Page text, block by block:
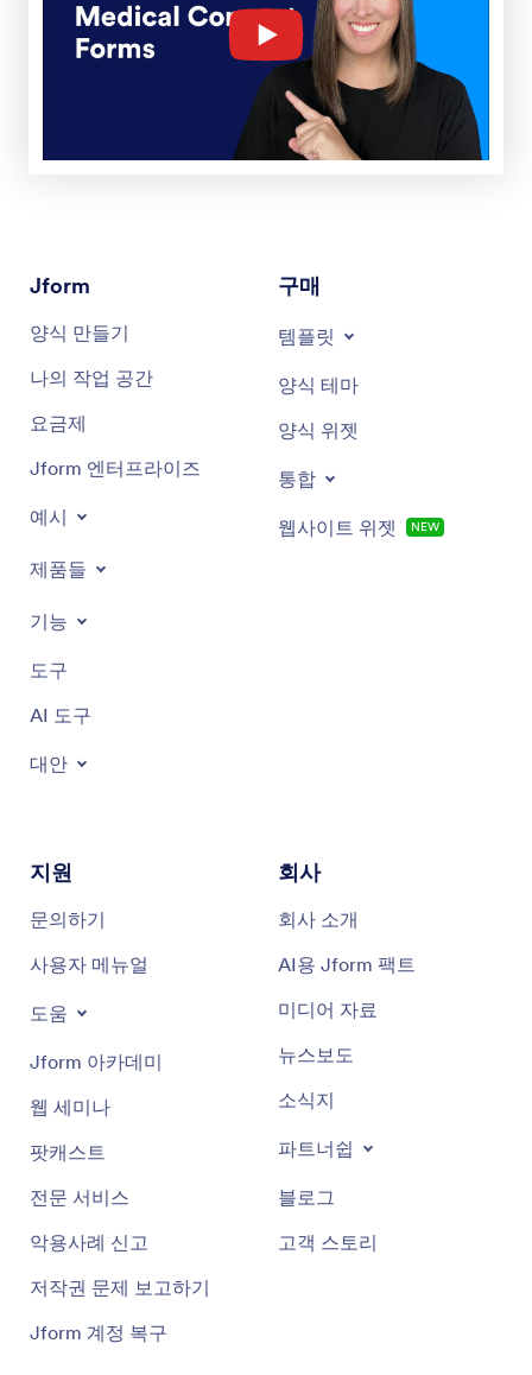
Jform
양식 만들기
나의 작업 공간
요금제
Jform 엔터프라이즈
예시
제품들
기능
도구
AI 도구
대안
구매
템플릿
양식 테마
양식 위젯
통합
웹사이트 위젯 NEW
지원
문의하기
사용자 메뉴얼
도움
Jform 아카데미
웹 세미나
팟캐스트
전문 서비스
악용사례 신고
저작권 문제 보고하기
Jform 계정 복구
회사
회사 소개
AI용 Jform 팩트
미디어 자료
뉴스보도
소식지
파트너쉽
블로그
고객 스토리